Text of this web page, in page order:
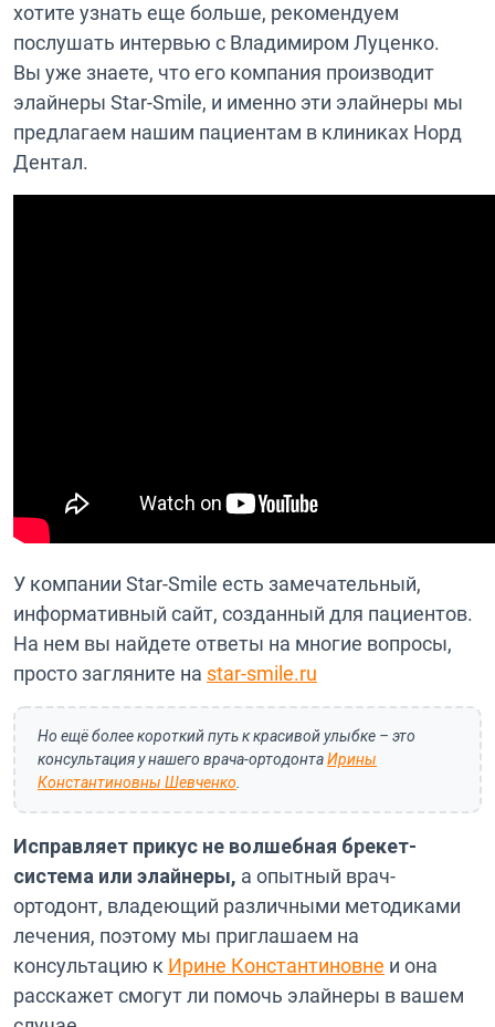
хотите узнать еще больше, рекомендуем
послушать интервью с Владимиром Луценко.
Вы уже знаете, что его компания производит
элайнеры Star-Smile, и именно эти элайнеры мы
предлагаем нашим пациентам в клиниках Норд
Дентал.
У компании Star-Smile есть замечательный,
информативный сайт, созданный для пациентов.
На нем вы найдете ответы на многие вопросы,
просто загляните на star-smile.ru
Но ещё более короткий путь к красивой улыбке – это
консультация у нашего врача-ортодонтаИрины
Константиновны Шевченко
Исправляет прикус не волшебная брекет-
система или элайнеры, а опытный врач-
ортодонт, владеющий различными методиками
лечения, поэтому мы приглашаем на
консультацию к Ирине Константиновне и она
расскажет смогут ли помочь элайнеры в вашем